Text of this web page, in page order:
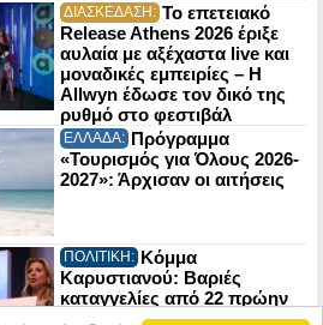
ΔΙΑΣΚΕΔΑΣΗ: Το επετειακό
Release Athens 2026 έριξε
αυλαία με αξέχαστα live και
μοναδικές εμπειρίες – Η
Allwyn έδωσε τον δικό της
ρυθμό στο φεστιβάλ
ΕΛΛΑΔΑ: Πρόγραμμα
«Τουρισμός για Όλους 2026-
2027»: Άρχισαν οι αιτήσεις
ΠΟΛΙΤΙΚΗ: Κόμμα
Καρυστιανού: Βαριές
καταγγελίες από 22 πρώην
στελέχη της Ελπίδας για τη